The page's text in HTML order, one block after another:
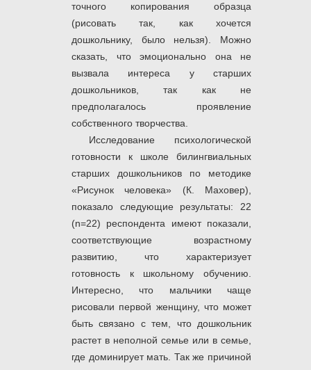
точного копирования образца
(рисовать так, как хочется
дошкольнику, было нельзя). Можно
сказать, что эмоционально она не
вызвала интереса у старших
дошкольников, так как не
предполагалось проявление
собственного творчества.
Исследование психологической
готовности к школе билингвиальных
старших дошкольников по методике
«Рисунок человека» (К. Маховер),
показало следующие результаты: 22
(n=22) респондента имеют показали,
соответствующие возрастному
развитию, что характеризует
готовность к школьному обучению.
Интересно, что мальчики чаще
рисовали первой женщину, что может
быть связано с тем, что дошкольник
растет в неполной семье или в семье,
где доминирует мать. Так же причиной